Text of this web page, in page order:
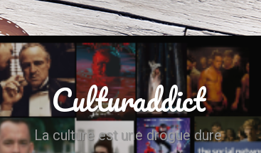
Culturaddict
La culture est une drogue dure